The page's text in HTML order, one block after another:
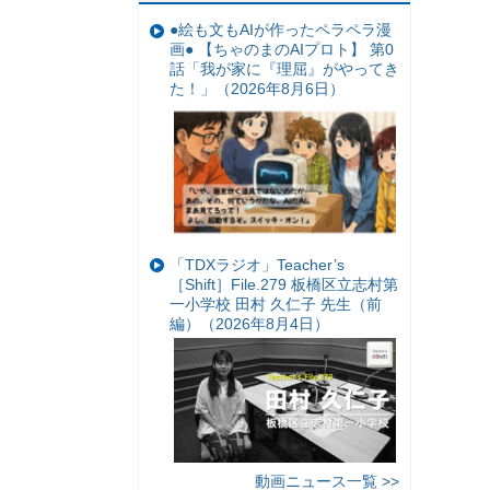
●絵も文もAIが作ったペラペラ漫
画● 【ちゃのまのAIプロト】 第0
話「我が家に『理屈』がやってき
た！」（2026年8月6日）
「TDXラジオ」Teacher’s
［Shift］File.279 板橋区立志村第
一小学校 田村 久仁子 先生（前
編）（2026年8月4日）
動画ニュース一覧 >>